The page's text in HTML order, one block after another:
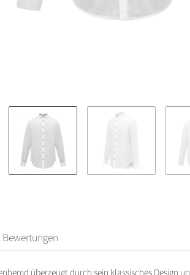
Bewertungen
überzeugt durch sein klassisches Design